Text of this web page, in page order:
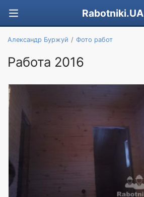
Rabotniki.UA
Александр Буржуй Фото работ
Работа 2016